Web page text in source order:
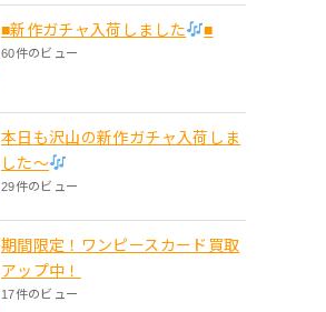
■新作ガチャ入荷しました ■
60件のビュー
本日も沢山の新作ガチャ入荷しま
した〜
29件のビュー
期間限定！ワンピースカード買取
アップ中！
17件のビュー